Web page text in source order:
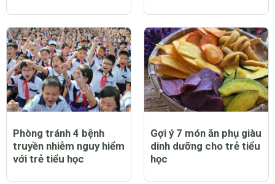
Phòng tránh 4 bệnh
truyền nhiễm nguy hiểm
với trẻ tiểu học
Gợi ý 7 món ăn phụ giàu
dinh dưỡng cho trẻ tiểu
học